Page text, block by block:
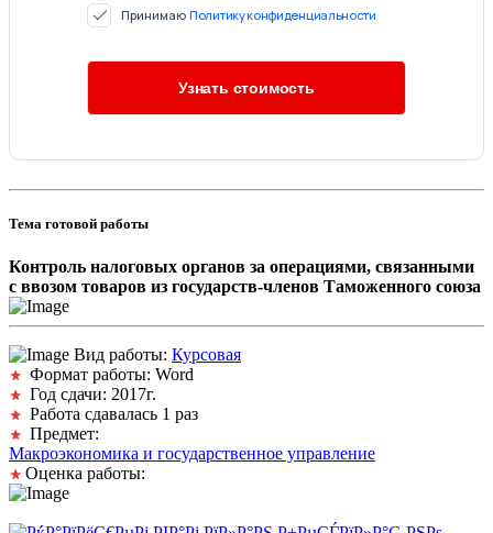
Принимаю Политику конфиденциальности
Тема готовой работы
Контроль налоговых органов за операциями, связанными
с ввозом товаров из государств-членов Таможенного союза
Вид работы: Курсовая
Формат работы: Word
Год сдачи: 2017г.
Работа сдавалась 1 раз
Предмет:
Макроэкономика и государственное управление
Оценка работы: